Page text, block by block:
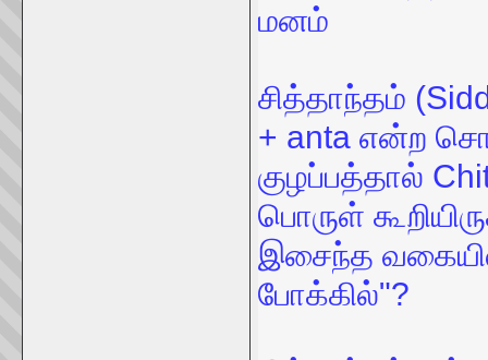
மனம்
சித்தாந்தம்
+ anta என்ற
குழப்பத்தால்
பொருள்
இசைந்த
போக்கில்"?